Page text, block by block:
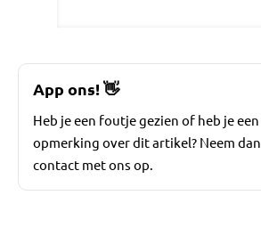
App ons! 👋
Heb je een foutje gezien of heb je een
opmerking over dit artikel? Neem dan
contact met ons op.